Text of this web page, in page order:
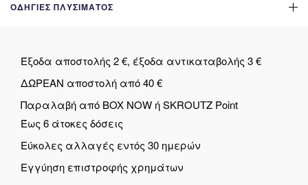
ΟΔΗΓΊΕΣ ΠΛΥΣΊΜΑΤΟΣ
Έξοδα αποστολής 2 €, έξοδα αντικαταβολής 3 €
ΔΩΡΕΑΝ αποστολή από 40 €
Παραλαβή από BOX NOW ή SKROUTZ Point
Έως 6 άτοκες δόσεις
Εύκολες αλλαγές εντός 30 ημερών
Εγγύηση επιστροφής χρημάτων